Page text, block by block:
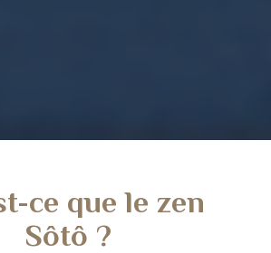
ce que le zen
Sôtô ?